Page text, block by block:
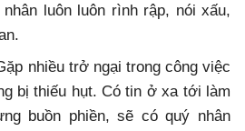
luôn luôn rình rập, nói xấu,
nhiều trở ngại trong công việc
bị thiếu hụt. Có tin ở xa tới làm
buồn phiền, sẽ có quý nhân